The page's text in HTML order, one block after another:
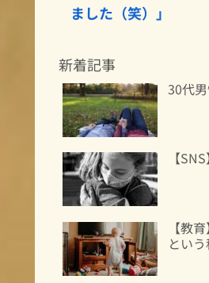
ました（笑）」
新着記事
30代
【
【教
とい